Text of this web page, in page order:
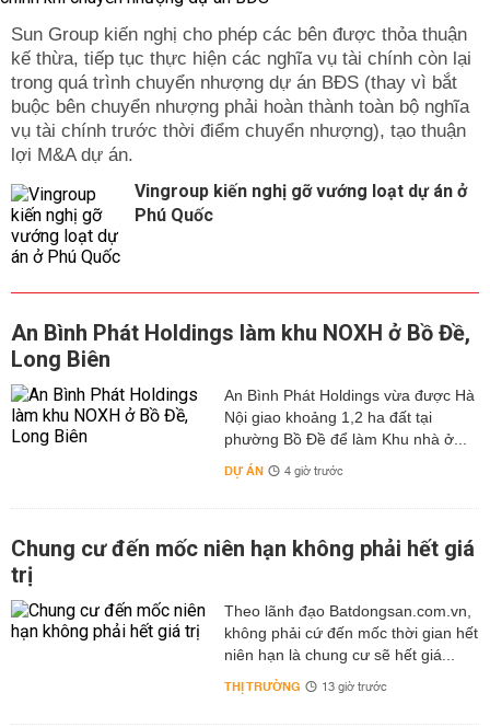
Sun Group kiến nghị cho phép các bên được thỏa thuận
kế thừa, tiếp tục thực hiện các nghĩa vụ tài chính còn lại
trong quá trình chuyển nhượng dự án BĐS (thay vì bắt
buộc bên chuyển nhượng phải hoàn thành toàn bộ nghĩa
vụ tài chính trước thời điểm chuyển nhượng), tạo thuận
lợi M&A dự án.
Vingroup kiến nghị gỡ vướng loạt dự án ở
Phú Quốc
An Bình Phát Holdings làm khu NOXH ở Bồ Đề,
Long Biên
An Bình Phát Holdings vừa được Hà
Nội giao khoảng 1,2 ha đất tại
phường Bồ Đề để làm Khu nhà ở...
DỰ ÁN 4 giờ trước
Chung cư đến mốc niên hạn không phải hết giá
trị
Theo lãnh đạo Batdongsan.com.vn,
không phải cứ đến mốc thời gian hết
niên hạn là chung cư sẽ hết giá...
THỊ TRƯỜNG 13 giờ trước